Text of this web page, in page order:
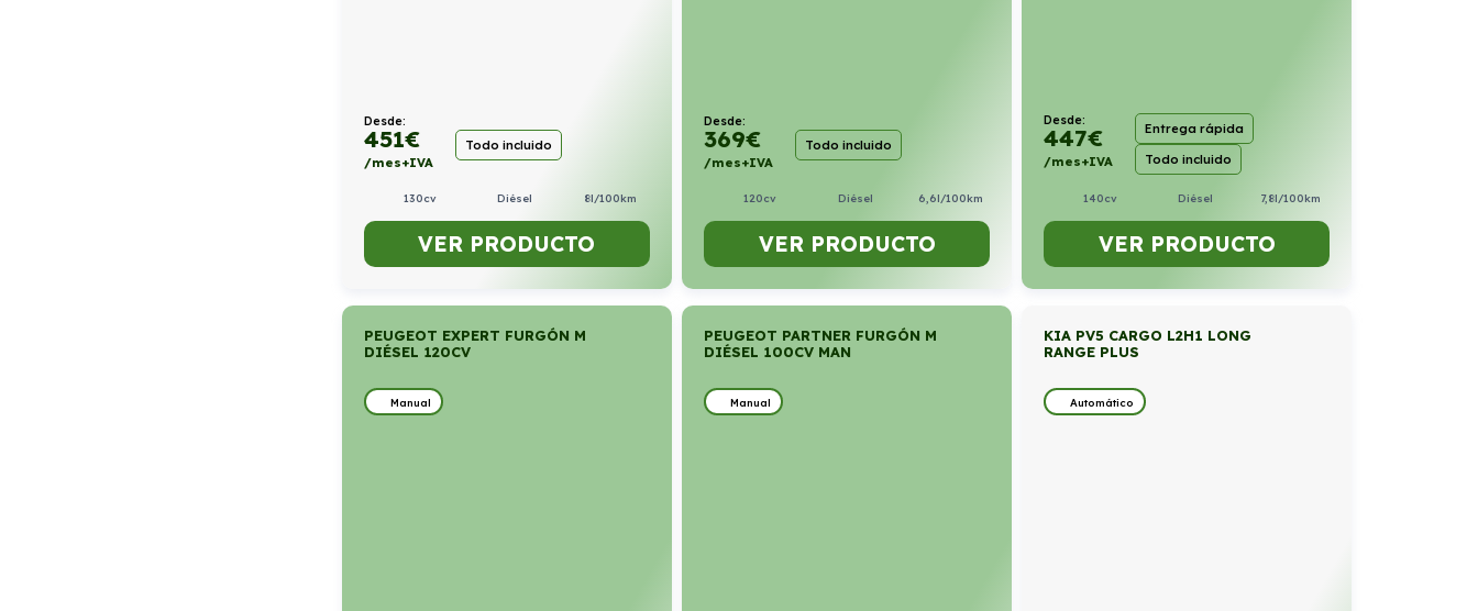
Desde:
451€
/mes+IVA
Todo incluido
130cv Diésel 8l/100km
VER PRODUCTO
Desde:
369€
/mes+IVA
Todo incluido
120cv Diésel 6,6l/100km
VER PRODUCTO
Desde:
447€
/mes+IVA
Entrega rápida
Todo incluido
140cv Diésel 7,8l/100km
VER PRODUCTO
PEUGEOT EXPERT FURGÓN M
DIÉSEL 120CV
Manual
PEUGEOT PARTNER FURGÓN M
DIÉSEL 100CV MAN
Manual
KIA PV5 CARGO L2H1 LONG
RANGE PLUS
Automático